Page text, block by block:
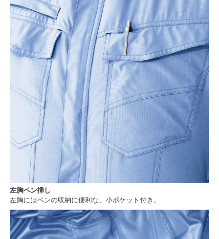
左胸ペン挿し
左胸にはペンの収納に便利な、小ポケット付き。